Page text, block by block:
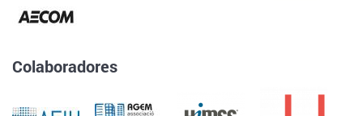
Colaboradores